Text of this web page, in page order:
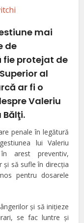
mai
de
protejat de
al
ar fi o
Valeriu
penale în legătură
lui Valeriu
arest preventiv,
şi să sufle în direcţia
pentru dosarele
şi să iniţieze
se fac luntre şi